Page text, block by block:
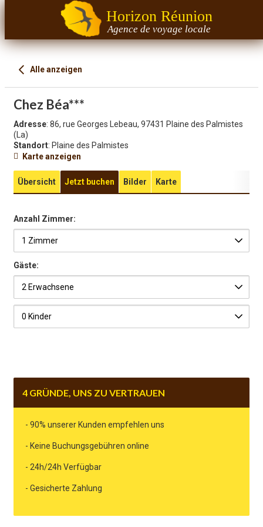
Horizon Réunion
Agence de voyage locale
Alle anzeigen
Chez Béa***
Adresse: 86, rue Georges Lebeau, 97431 Plaine des Palmistes
(La)
Standort: Plaine des Palmistes
Karte anzeigen
Übersicht Jetzt buchen Bilder Karte
Anzahl Zimmer:
Gäste:
4 GRÜNDE, UNS ZU VERTRAUEN
- 90% unserer Kunden empfehlen uns
- Keine Buchungsgebühren online
- 24h/24h Verfügbar
- Gesicherte Zahlung